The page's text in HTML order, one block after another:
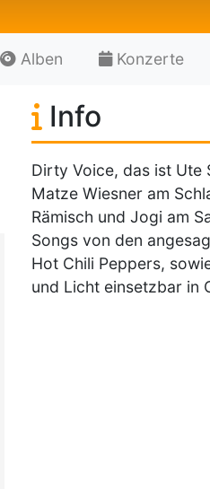
Alben Konzerte
Info
Dirty Voice, das ist Ute
Matze Wiesner am
Rämisch und Jogi am
Songs von den
Hot Chili Peppers,
und Licht einsetzbar in